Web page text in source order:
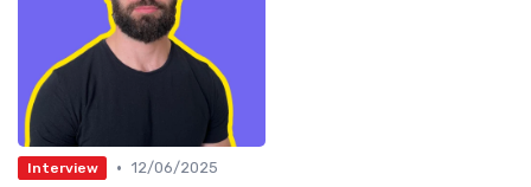
Interview • 12/06/2025